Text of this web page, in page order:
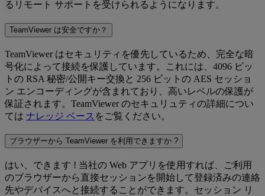
るリモート サポートを受けられるようになります。
TeamViewer は安全ですか？
TeamViewer はセキュリティを優先しているため、完全な暗
号化によって接続を保護しています。これには、4096 ビッ
トの RSA 秘密/公開キー交換と 256 ビットの AES セッショ
ン エンコーディングが含まれており、高いレベルの保護が
保証されます。TeamViewer のセキュリュティの詳細につい
ては ナレッジ ベース をご覧ください。
ブラウザーから TeamViewer を利用できますか ?
はい、できます ! 当社の Web アプリを使用すれば、ご利用
のブラウザーから直接セッションを開始して登録済みの連絡
先やデバイスへと接続することができます。セッション リ